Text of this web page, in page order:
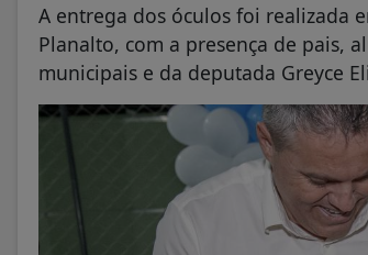
A entrega dos óculos foi realizada
Planalto, com a presença de pais,
municipais e da deputada Greyce